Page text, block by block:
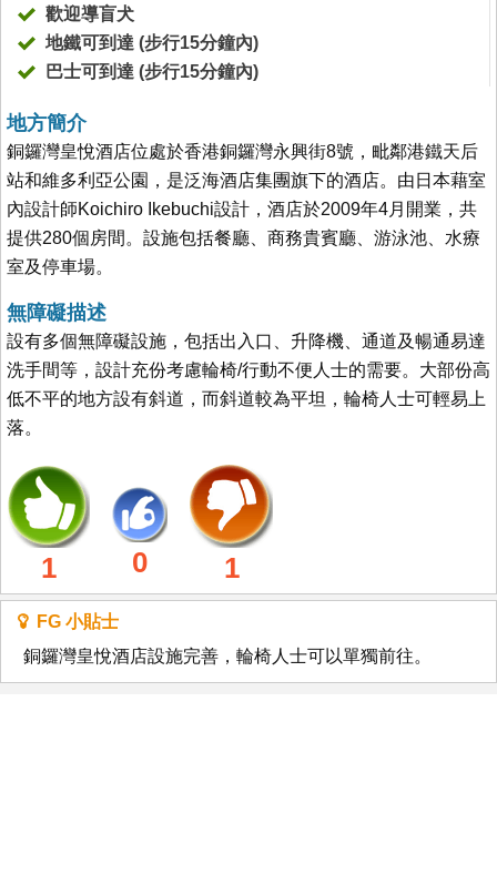
歡迎導盲犬
地鐵可到達 (步行15分鐘內)
巴士可到達 (步行15分鐘內)
地方簡介
銅鑼灣皇悅酒店位處於香港銅鑼灣永興街8號，毗鄰港鐵天后
站和維多利亞公園，是泛海酒店集團旗下的酒店。由日本藉室
內設計師Koichiro Ikebuchi設計，酒店於2009年4月開業，共
提供280個房間。設施包括餐廳、商務貴賓廳、游泳池、水療
室及停車場。
無障礙描述
設有多個無障礙設施，包括出入口、升降機、通道及暢通易達
洗手間等，設計充份考慮輪椅/行動不便人士的需要。大部份高
低不平的地方設有斜道，而斜道較為平坦，輪椅人士可輕易上
落。
1 0 1
FG 小貼士
銅鑼灣皇悅酒店設施完善，輪椅人士可以單獨前往。